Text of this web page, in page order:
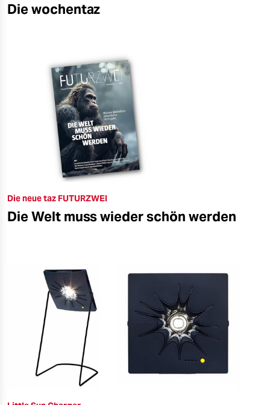
Die wochentaz
Die neue taz FUTURZWEI
Die Welt muss wieder schön werden